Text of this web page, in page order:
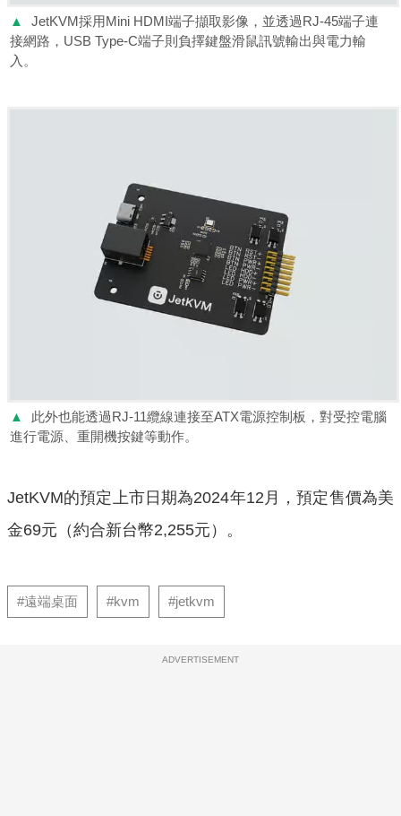
▲
JetKVM採用Mini HDMI端子擷取影像，並透過RJ-45端子連
接網路，USB Type-C端子則負擇鍵盤滑鼠訊號輸出與電力輸
入。
▲
此外也能透過RJ-11纜線連接至ATX電源控制板，對受控電腦
進行電源、重開機按鍵等動作。
JetKVM的預定上市日期為2024年12月，預定售價為美
金69元（約合新台幣2,255元）。
#遠端桌面 #kvm #jetkvm
ADVERTISEMENT